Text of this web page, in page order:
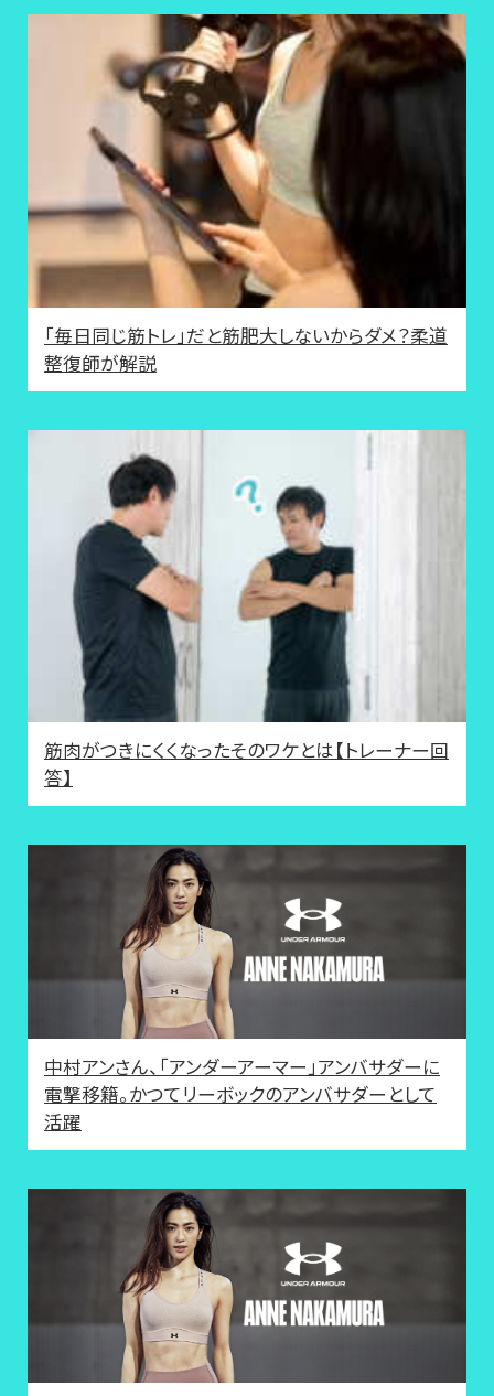
「毎日同じ筋トレ」だと筋肥大しないからダメ？柔道
整復師が解説
筋肉がつきにくくなったそのワケとは【トレーナー回
答】
中村アンさん、「アンダーアーマー」アンバサダーに
電撃移籍。かつてリーボックのアンバサダーとして
活躍